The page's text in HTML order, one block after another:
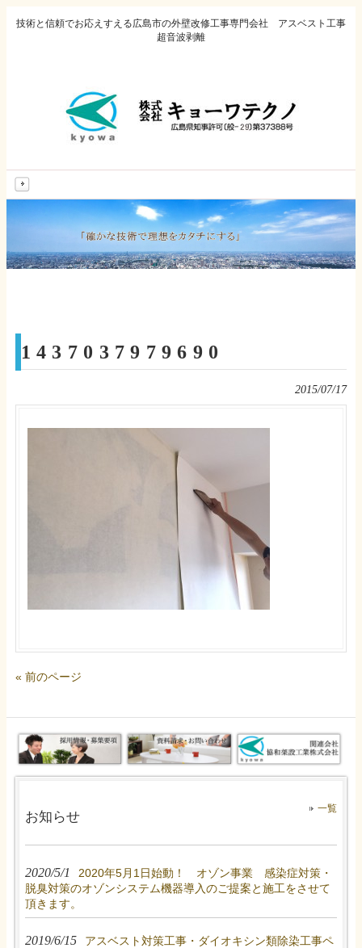
技術と信頼でお応えすえる広島市の外壁改修工事専門会社 アスベスト工事
超音波剥離
1437037979690
2015/07/17
« 前のページ
お知らせ
一覧
2020/5/1
2020年5月1日始動！ オゾン事業 感染症対策・
脱臭対策のオゾンシステム機器導入のご提案と施工をさせて
頂きます。
2019/6/15
アスベスト対策工事・ダイオキシン類除染工事ペ